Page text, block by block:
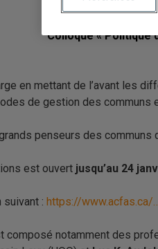
Appel
Colloque « Politique
en mettant de l’avant les
de gestion des communs
penseurs des
est ouvert jusqu’au 24
: https://
composé notamment des